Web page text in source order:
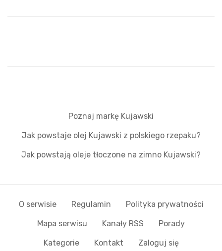
Poznaj markę Kujawski
Jak powstaje olej Kujawski z polskiego rzepaku?
Jak powstają oleje tłoczone na zimno Kujawski?
O serwisie Regulamin Polityka prywatności
Mapa serwisu Kanały RSS Porady
Kategorie Kontakt Zaloguj się